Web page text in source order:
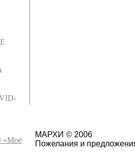
МАРХИ © 2006
Пожелания и